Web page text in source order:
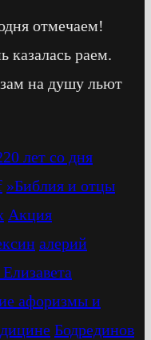
отмечаем!
казалась раем.
на душу льют
лет со дня
»Библия и отцы
Акция
алерий
афоризмы и
Бодрединов